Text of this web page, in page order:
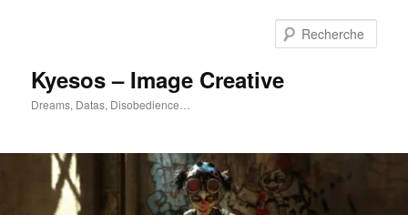
Kyesos – Image Creative
Dreams, Datas, Disobedience…